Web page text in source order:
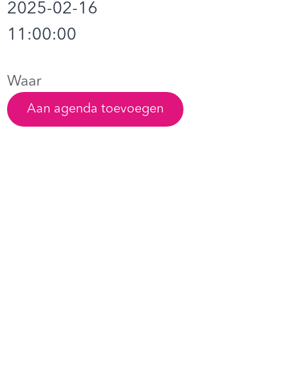
2025-02-16
11:00:00
Waar
Aan agenda toevoegen